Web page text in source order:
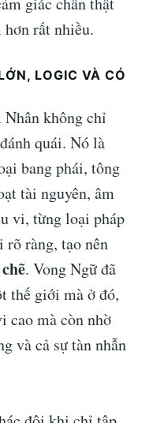
rất nhiều.
LOGIC VÀ CÓ
không chỉ
quái. Nó là
bang phái, tông
tài nguyên, âm
vi, từng loại pháp
rõ ràng, tạo nên
. Vong Ngữ đã
thế giới mà ở đó,
cao mà còn nhờ
và cả sự tàn nhẫn